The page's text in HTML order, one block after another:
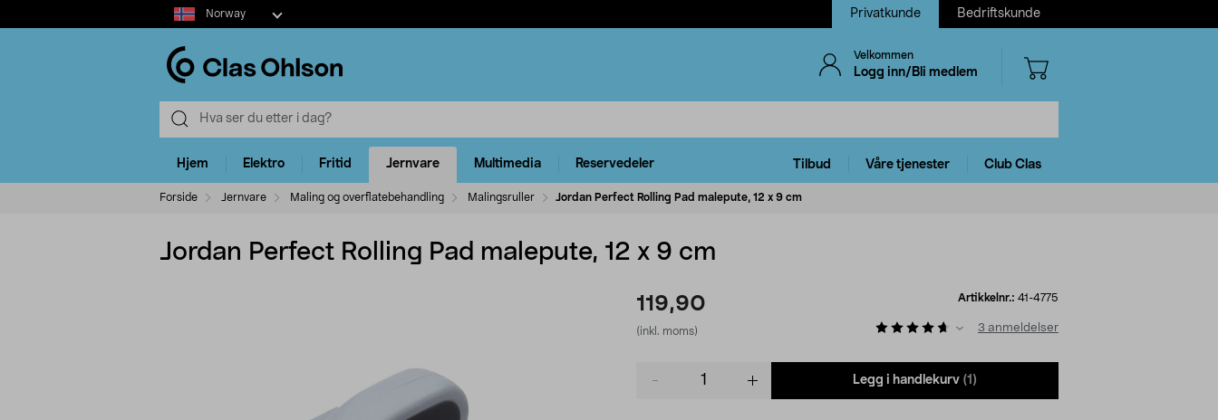
Select
market
Norway Privatkunde Bedriftskunde
Velkommen
Logg inn/Bli medlem
Hjem Elektro Fritid Jernvare Multimedia Reservedeler Tilbud Våre tjenester Club Clas
Forside Jernvare Maling og overflatebehandling Malingsruller Jordan Perfect Rolling Pad malepute, 12 x 9 cm
Jordan Perfect Rolling Pad malepute, 12 x 9 cm
119,90
(inkl. moms)
Artikkelnr.: 41-4775
3 anmeldelser
Legg i handlekurv (1)